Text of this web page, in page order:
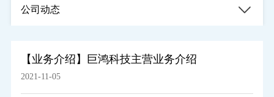
公司动态
【业务介绍】巨鸿科技主营业务介绍
2021-11-05